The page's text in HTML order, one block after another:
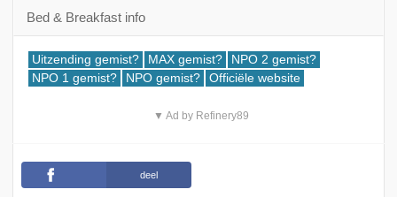
Bed & Breakfast info
Uitzending gemist? MAX gemist?
NPO 2 gemist?
NPO 1 gemist?
NPO gemist? Officiële website
▼ Ad by Refinery89
deel